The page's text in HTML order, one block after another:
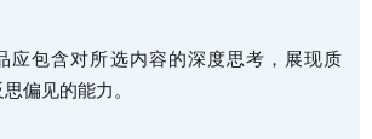
应包含对所选内容的深度思考，展现质
偏见的能力。